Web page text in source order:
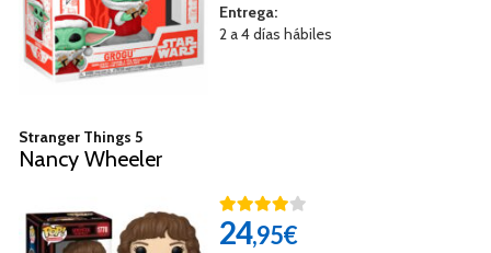
Entrega:
2 a 4 días hábiles
Stranger Things 5
Nancy Wheeler
24,95€